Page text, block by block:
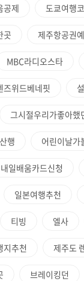
공제 도쿄여행
곳 제주항공권
MBC라디오스타
즈위드베네핏
그시절우리가좋아했
행 어린이날가
내일배움카드신청
일본여행추천
티빙 엘사
지추천 제주도
브레이킹던